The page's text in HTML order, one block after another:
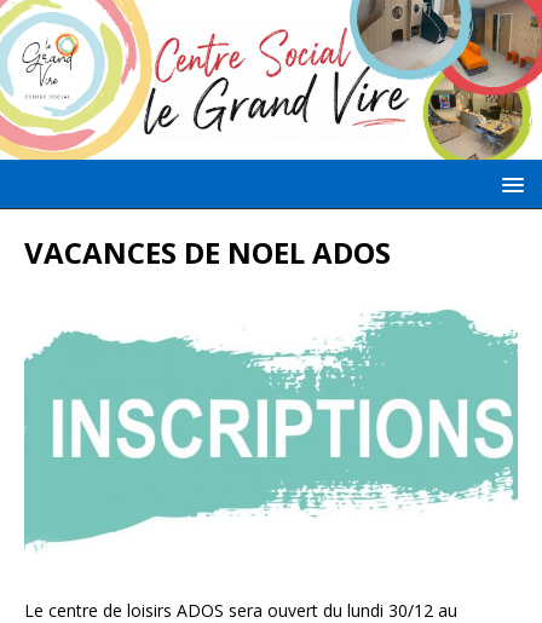
VACANCES DE NOEL ADOS
Le centre de loisirs ADOS sera ouvert du lundi 30/12 au